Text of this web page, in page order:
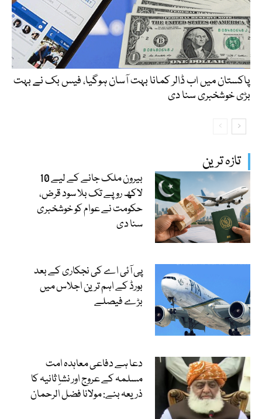
تازہ ترین
بیرون ملک جانے کے لیے 10
لاکھ روپے تک بلا سود قرض،
حکومت نے عوام کو خوشخبری
سنا دی
پی آئی اے کی نجکاری کے بعد
بورڈ کے اہم ترین اجلاس میں
بڑے فیصلے
دعا ہے دفاعی معاہدہ امت
مسلمہ کے عروج اور نشاِ ثانیہ کا
ذریعہ بنے: مولانا فضل الرحمان
پاکستان میں اب ڈالر کمانا بہت آسان ہوگیا، فیس بک نے بہت
بڑی خوشخبری سنا دی